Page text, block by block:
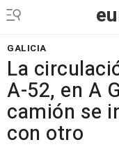
GALICIA
La
A-52, en A
camión se
con otro